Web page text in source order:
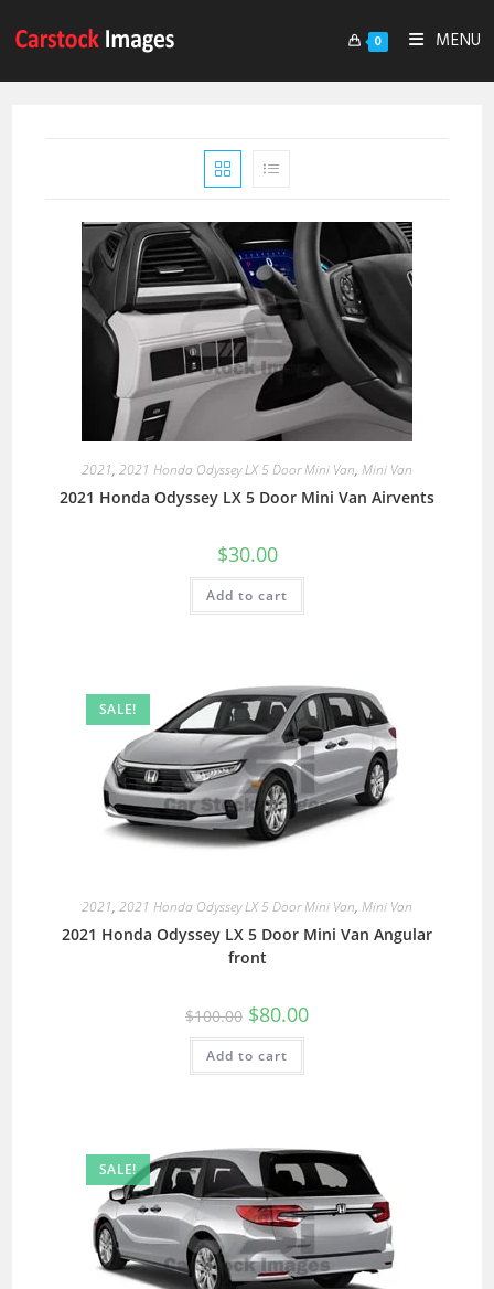
0 MENU
2021, 2021 Honda Odyssey LX 5 Door Mini Van, Mini Van
2021 Honda Odyssey LX 5 Door Mini Van Airvents
$30.00
Add to cart
SALE!
2021, 2021 Honda Odyssey LX 5 Door Mini Van, Mini Van
2021 Honda Odyssey LX 5 Door Mini Van Angular
front
$100.00 $80.00
Add to cart
SALE!